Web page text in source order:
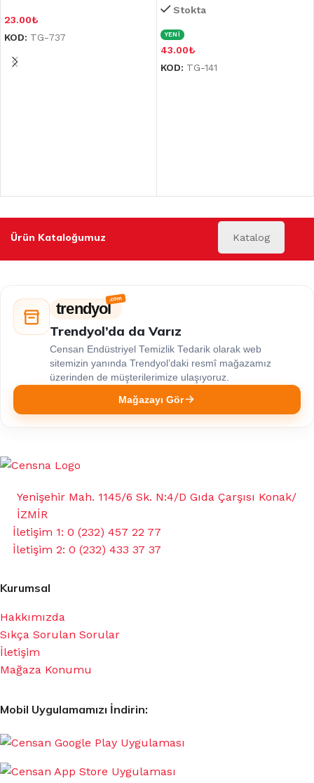
23.00₺
KOD: TG-737
Stokta
YENİ
43.00₺
KOD: TG-141
Ürün Kataloğumuz Katalog
trendyol
Trendyol’da da Varız
Censan Endüstriyel Temizlik Tedarik olarak web
sitemizin yanında Trendyol’daki resmî mağazamız
üzerinden de müşterilerimize ulaşıyoruz.
Mağazayı Gör
Yenişehir Mah. 1145/6 Sk. N:4/D Gıda Çarşısı Konak/
İZMİR
İletişim 1: 0 (232) 457 22 77
İletişim 2: 0 (232) 433 37 37
Kurumsal
Hakkımızda
Sıkça Sorulan Sorular
İletişim
Mağaza Konumu
Mobil Uygulamamızı İndirin: